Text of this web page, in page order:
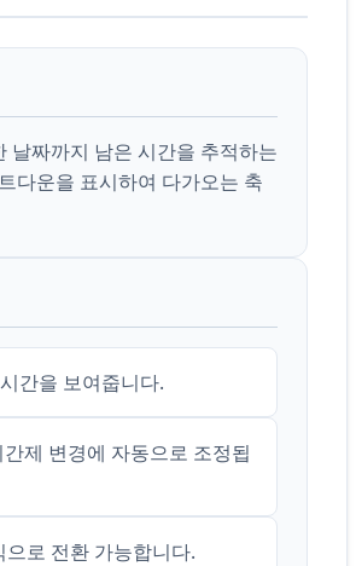
날짜까지 남은 시간을 추적하는
다운을 표시하여 다가오는 축
간을 보여줍니다.
제 변경에 자동으로 조정됩
로 전환 가능합니다.